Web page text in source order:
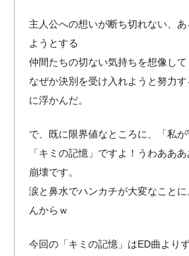
主人公への想いが断ち切れない、
ようとする
仲間たちの切ない気持ちを想像して
なぜか決別を受け入れようと努力
に浮かんだ。
で、既に限界値なところに、「私
「キミの記憶」ですよ！うわああ
崩壊です。
涙と鼻水でハンカチが大変なこと
んからｗ
今回の「キミの記憶」はED曲より